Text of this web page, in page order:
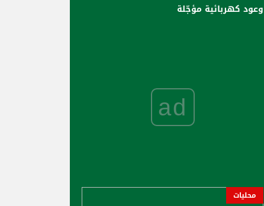
وعود كهربائية مؤجّلة
ad
محليات